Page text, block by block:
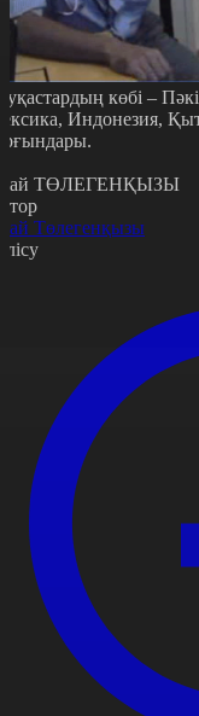
көбі –
Индонезия,
ТӨЛЕГЕНҚЫЗЫ
Төлегенқызы